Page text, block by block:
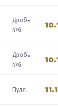
Дробь
№6
Дробь
№6
Пуля